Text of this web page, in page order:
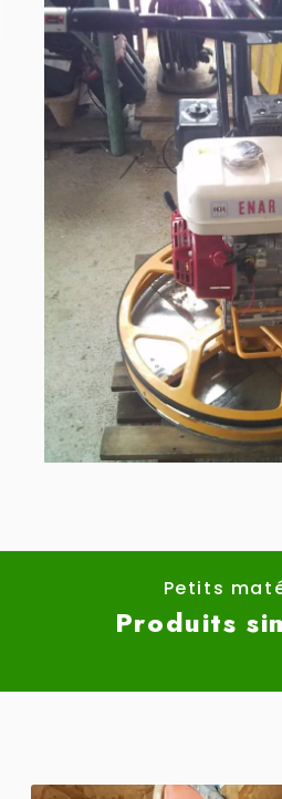
Petits
Produits